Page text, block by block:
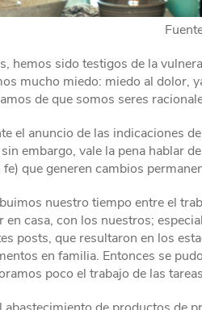
hemos sido testigos de la
mucho miedo: miedo al dolor,
de que somos seres
el anuncio de las indicaciones
embargo, vale la pena hablar
que generen cambios
nuestro tiempo entre el
casa, con los nuestros;
posts, que resultaron en los
en familia. Entonces se
poco el trabajo de las